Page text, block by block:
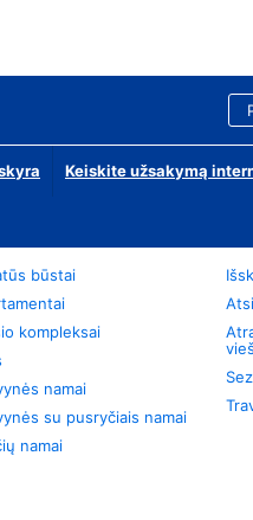
Keiskite užsakymą
būstai
kompleksai
namai
su pusryčiais namai
namai